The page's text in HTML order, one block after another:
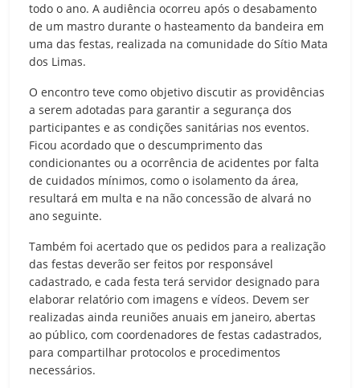
todo o ano. A audiência ocorreu após o desabamento
de um mastro durante o hasteamento da bandeira em
uma das festas, realizada na comunidade do Sítio Mata
dos Limas.
O encontro teve como objetivo discutir as providências
a serem adotadas para garantir a segurança dos
participantes e as condições sanitárias nos eventos.
Ficou acordado que o descumprimento das
condicionantes ou a ocorrência de acidentes por falta
de cuidados mínimos, como o isolamento da área,
resultará em multa e na não concessão de alvará no
ano seguinte.
Também foi acertado que os pedidos para a realização
das festas deverão ser feitos por responsável
cadastrado, e cada festa terá servidor designado para
elaborar relatório com imagens e vídeos. Devem ser
realizadas ainda reuniões anuais em janeiro, abertas
ao público, com coordenadores de festas cadastrados,
para compartilhar protocolos e procedimentos
necessários.